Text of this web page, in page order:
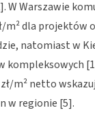
W Warszawie
m² dla projektów
natomiast w
kompleksowych
m² netto
w regionie [5].